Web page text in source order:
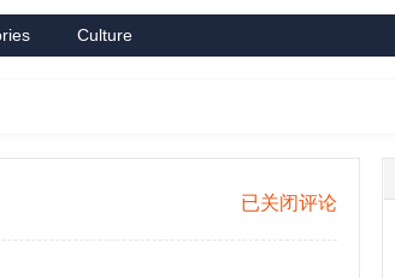
Culture
克
里
已关闭评论